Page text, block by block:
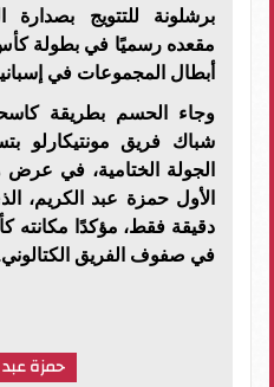
برشلونة للتتويج بصدارة
مقعده رسميًا في بطولة كأس
أبطال المجموعات في
وجاء الحسم بطريقة
شباك فريق مونتيكارلو
الجولة الختامية، في
دقيقة فقط، مؤكدًا مكانته
في صفوف الفريق
حمزة